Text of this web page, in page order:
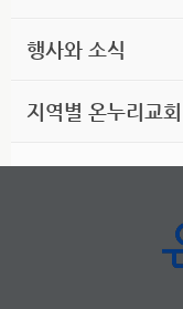
행사와 소식
지역별 온누리교회